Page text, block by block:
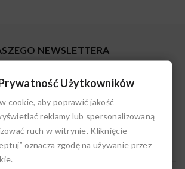
NEWSLETTERA
nasz regulamin. Administratorem
jest LIVIEN. Możesz w każdym
Pamiętaj, że przetwarzanie przez nas
cofnięcia zgody jest zgodne z prawem.
prywatności.
Użytkowników
cookie, aby poprawić jakość
reklamy lub spersonalizowaną
ruch w witrynie. Kliknięcie
oznacza zgodę na używanie przez